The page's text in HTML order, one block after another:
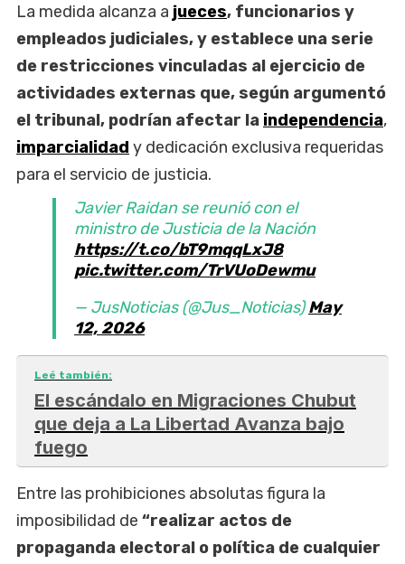
La medida alcanza a jueces, funcionarios y
empleados judiciales, y establece una serie
de restricciones vinculadas al ejercicio de
actividades externas que, según argumentó
el tribunal, podrían afectar la independencia,
imparcialidad y dedicación exclusiva requeridas
para el servicio de justicia.
Javier Raidan se reunió con el
ministro de Justicia de la Nación
https://t.co/bT9mqqLxJ8
pic.twitter.com/TrVUoDewmu
— JusNoticias (@Jus_Noticias)May
12, 2026
Leé también:
El escándalo en Migraciones Chubut
que deja a La Libertad Avanza bajo
fuego
Entre las prohibiciones absolutas figura la
imposibilidad de “realizar actos de
propaganda electoral o política de cualquier